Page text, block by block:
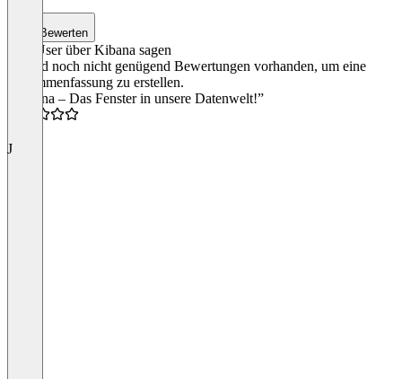
Bewerten
Was User über Kibana sagen
Es sind noch nicht genügend Bewertungen vorhanden, um eine
Zusammenfassung zu erstellen.
“Kibana – Das Fenster in unsere Datenwelt!”
J